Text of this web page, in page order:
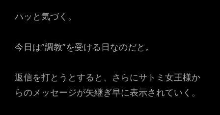
ハッと気づく。
今日は”調教”を受ける日なのだと。
返信を打とうとすると、さらにサトミ女王様か
らのメッセージが矢継ぎ早に表示されていく。